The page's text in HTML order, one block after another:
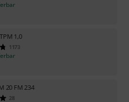
TPM 1,0
1173
20 FM 234
28